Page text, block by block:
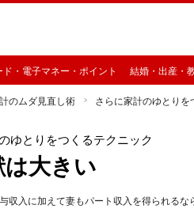
・電子マネー・ポイント 結婚・出産・
のムダ見直し術 さらに家計のゆとりを
ゆとりをつくるテクニック
大きい
入に加えて妻もパート収入を得られるな